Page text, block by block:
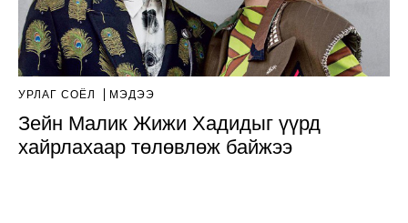
УРЛАГ СОЁЛ МЭДЭЭ
Зейн Малик Жижи Хадидыг үүрд
хайрлахаар төлөвлөж байжээ